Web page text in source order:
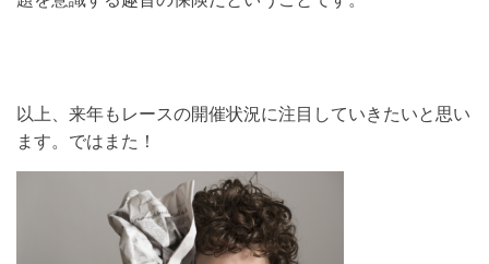
以上、来年もレースの開催状況に注目していきたいと思い
ます。ではまた！